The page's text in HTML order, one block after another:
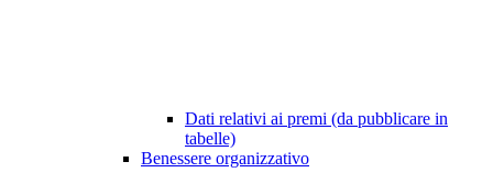
Dati relativi ai premi (da pubblicare in
tabelle)
Benessere organizzativo